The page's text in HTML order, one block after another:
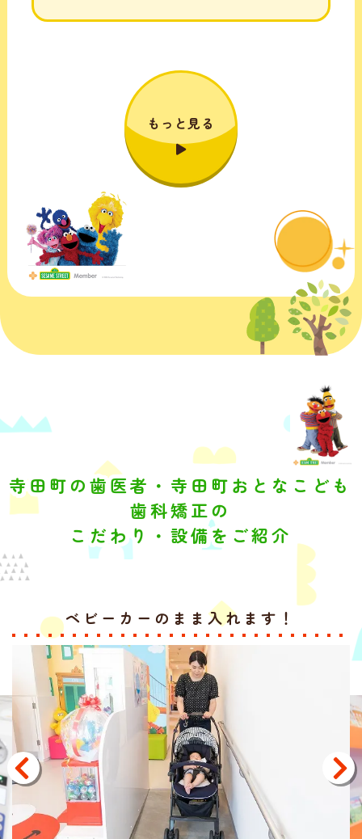
もっと見る
寺田町の歯医者・寺田町おとなこども
歯科矯正の
こだわり・設備をご紹介
ベビーカーのまま入れます！